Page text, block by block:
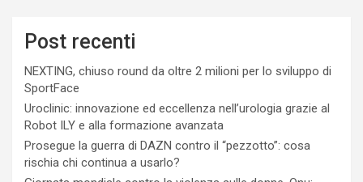
Post recenti
NEXTING, chiuso round da oltre 2 milioni per lo sviluppo di
SportFace
Uroclinic: innovazione ed eccellenza nell’urologia grazie al
Robot ILY e alla formazione avanzata
Prosegue la guerra di DAZN contro il “pezzotto”: cosa
rischia chi continua a usarlo?